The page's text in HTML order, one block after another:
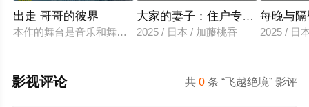
出走 哥哥的彼界
本作的舞台是音乐和舞蹈融入生活的冲绳。与母亲朱音、妹妹
大家的妻子：住户专用洞口
2025 / 日本 / 加藤桃香
每晚与
2025 / 日
共0 条 “飞越绝境” 影评
影视评论